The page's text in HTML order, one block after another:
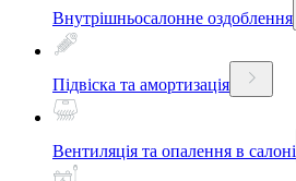
Внутрішньосалонне оздоблення
Підвіска та амортизація
Вентиляція та опалення в салоні